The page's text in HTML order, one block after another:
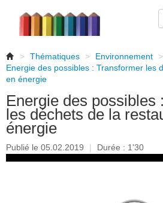
> Thématiques > Environnement
>
Energie des possibles : Transformer les
en énergie
Energie des possibles
les déchets de la
énergie
Publié le 05.02.2019 | Durée : 1'30